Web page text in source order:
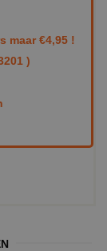
maar €4,95 !
)